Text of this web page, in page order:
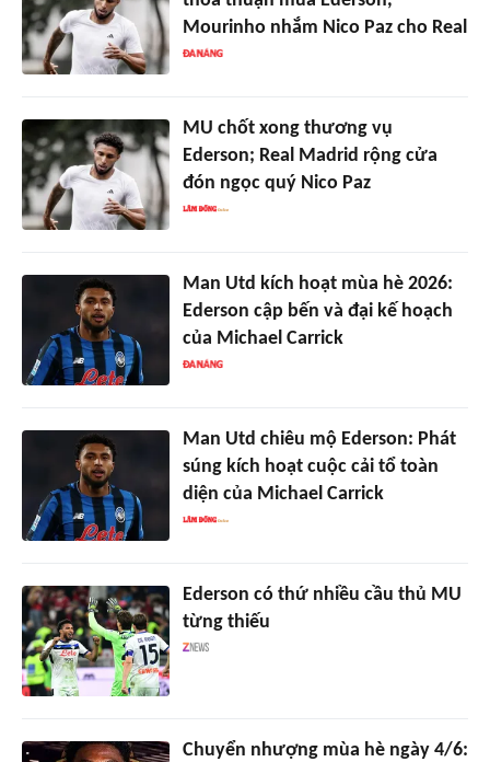
Mourinho nhắm Nico Paz cho Real
MU chốt xong thương vụ
Ederson; Real Madrid rộng cửa
đón ngọc quý Nico Paz
Man Utd kích hoạt mùa hè 2026:
Ederson cập bến và đại kế hoạch
của Michael Carrick
Man Utd chiêu mộ Ederson: Phát
súng kích hoạt cuộc cải tổ toàn
diện của Michael Carrick
Ederson có thứ nhiều cầu thủ MU
từng thiếu
Chuyển nhượng mùa hè ngày 4/6: